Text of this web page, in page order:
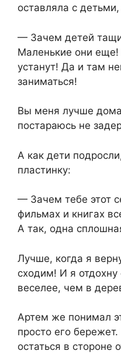
оставляла с
— Зачем детей
Маленькие они
устанут! Да и там
заниматься!
Вы меня лучше
постараюсь не
А как дети
пластинку:
— Зачем тебе этот
фильмах и книгах
А так, одна
Лучше, когда я
сходим! И я отдохну
веселее, чем в
Артем же понимал
просто его
остаться в стороне